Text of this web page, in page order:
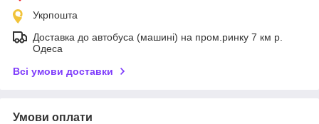
Укрпошта
Доставка до автобуса (машині) на пром.ринку 7 км р.
Одеса
Всі умови доставки
Умови оплати